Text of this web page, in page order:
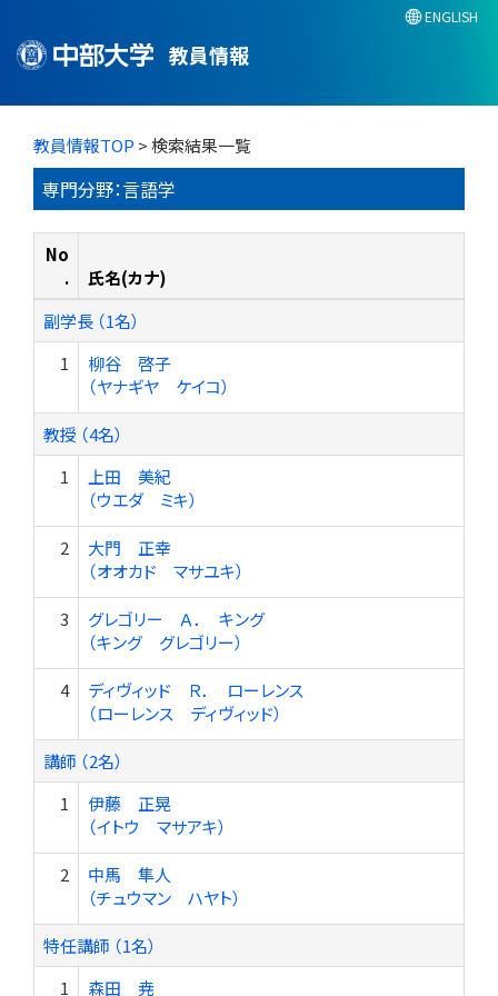
教員情報
ENGLISH
教員情報TOP > 検索結果一覧
専門分野：言語学
No
.
氏名(カナ)
副学長 （1名）
1
柳谷 啓子
（ヤナギヤ ケイコ）
教授 （4名）
1
上田 美紀
（ウエダ ミキ）
2
大門 正幸
（オオカド マサユキ）
3
グレゴリー Ａ． キング
（キング グレゴリー）
4
ディヴィッド Ｒ． ローレンス
（ローレンス ディヴィッド）
講師 （2名）
1
伊藤 正晃
（イトウ マサアキ）
2
中馬 隼人
（チュウマン ハヤト）
特任講師 （1名）
1
森田 尭